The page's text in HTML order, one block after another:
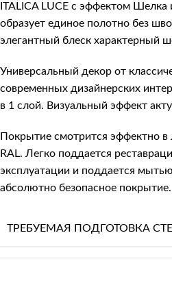
ITALICA LUCE с эффектом Шелка
образует единое полотно без
элегантный блеск характерный
Универсальный декор от
современных дизайнерских
в 1 слой. Визуальный эффект
Покрытие смотрится эффектно
RAL. Легко поддается
эксплуатации и поддается
абсолютно безопасное покрытие.
ТРЕБУЕМАЯ ПОДГОТОВКА